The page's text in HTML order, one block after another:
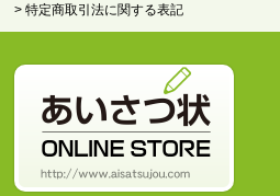
> 特定商取引法に関する表記